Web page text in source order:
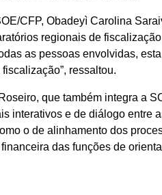
CFP, Obadeyì Carolina
regionais de
as pessoas envolvidas,
ressaltou.
que também integra a
interativos e de diálogo entre
o de alinhamento dos
das funções de